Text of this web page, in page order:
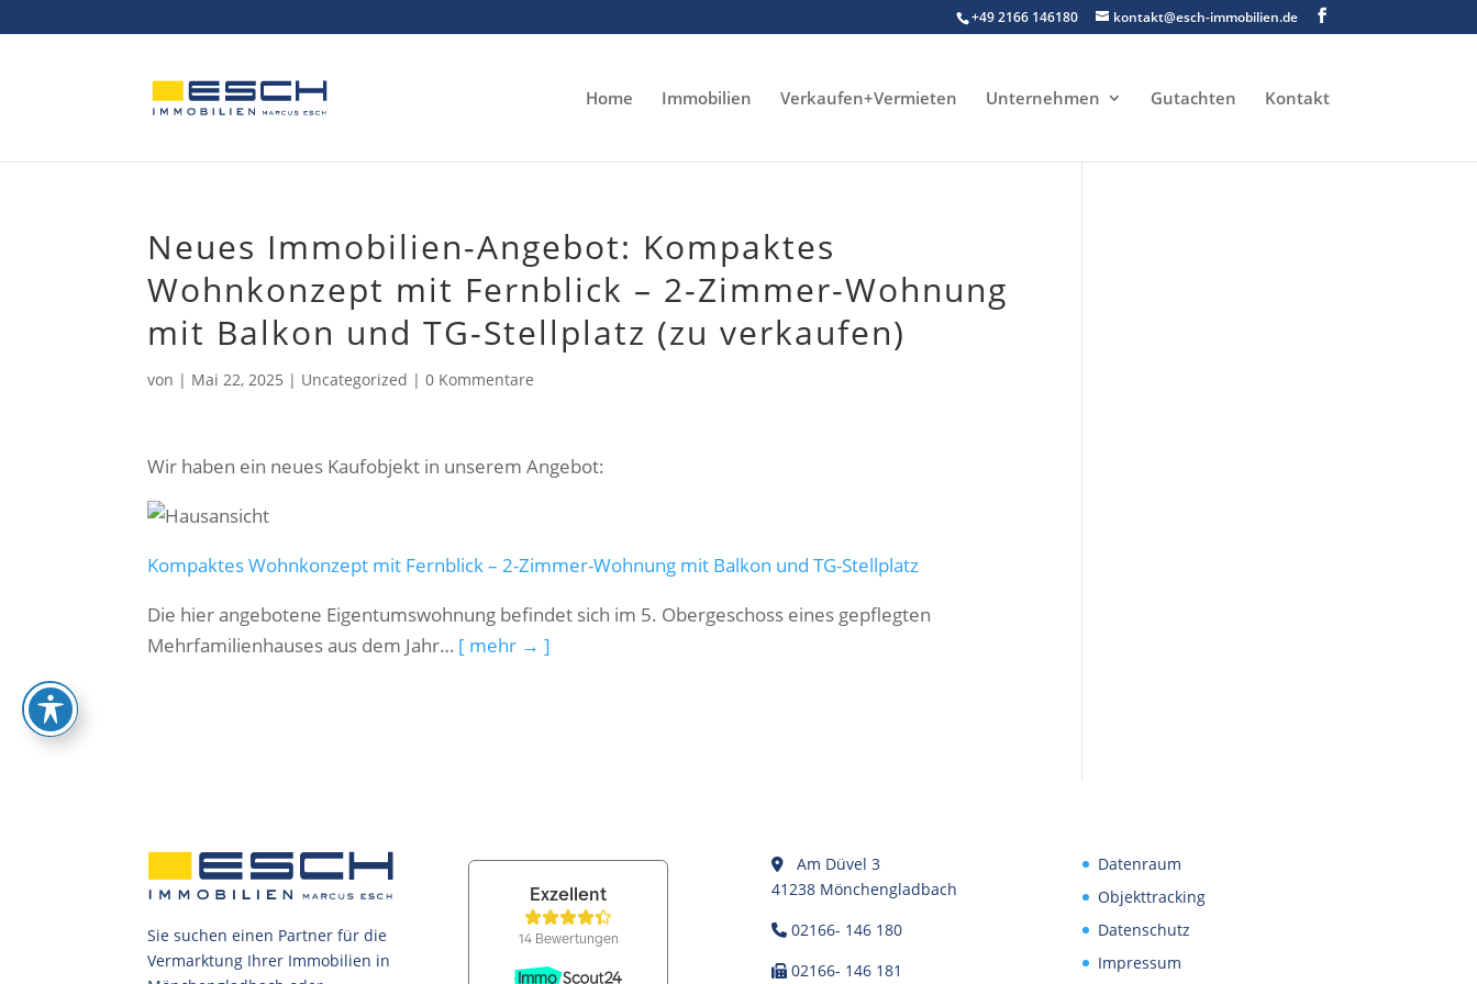
to
+49 2166 146180 kontakt@esch-immobilien.de
Home Immobilien Verkaufen+Vermieten Unternehmen Gutachten Kontakt
Neues Immobilien-Angebot: Kompaktes
Wohnkonzept mit Fernblick – 2-Zimmer-Wohnung
mit Balkon und TG-Stellplatz (zu verkaufen)
von | Mai 22, 2025 | Uncategorized |0 Kommentare
Wir haben ein neues Kaufobjekt in unserem Angebot:
Kompaktes Wohnkonzept mit Fernblick – 2-Zimmer-Wohnung mit Balkon und TG-Stellplatz
Die hier angebotene Eigentumswohnung befindet sich im 5. Obergeschoss eines gepflegten
Mehrfamilienhauses aus dem Jahr… [ mehr → ]
Sie suchen einen Partner für die
Vermarktung Ihrer Immobilien in
Am Düvel 3
41238 Mönchengladbach
02166- 146 180
02166- 146 181
Datenraum
Objekttracking
Datenschutz
Impressum